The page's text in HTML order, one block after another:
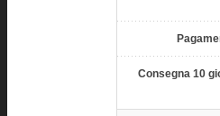
Consegna 10